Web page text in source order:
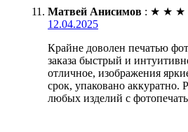
Матвей Анисимов : ★ ★ ★
12.04.2025
Крайне доволен печатью
заказа быстрый и
отличное, изображения
срок, упаковано аккуратно.
любых изделий с